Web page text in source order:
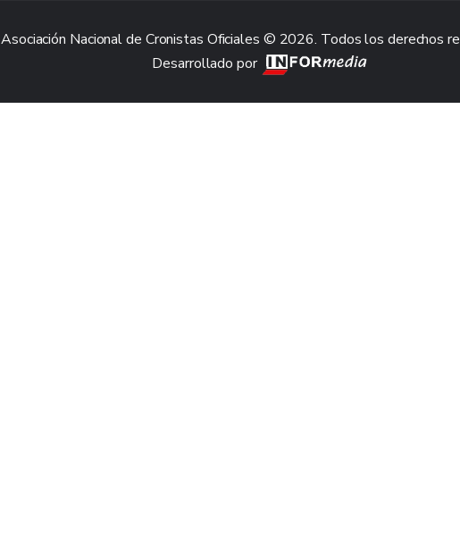
Asociación Nacional de Cronistas Oficiales © 2026. Todos los derechos
Desarrollado por